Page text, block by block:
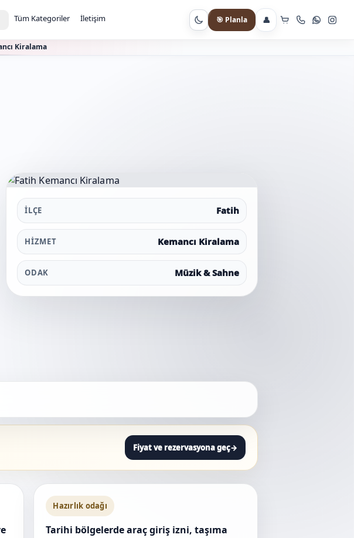
Tüm Kategoriler İletişim Gece moduna geç
🎯 Planla 👤
Kiralama
İLÇE Fatih
HIZMET Kemancı Kiralama
ODAK Müzik & Sahne
Fiyat ve rezervasyona geç→
Hazırlık odağı
Tarihi bölgelerde araç giriş izni, taşıma